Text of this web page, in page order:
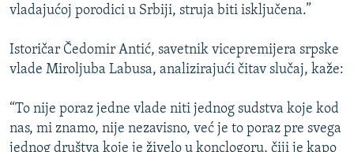
vladajućoj porodici u Srbiji, struja biti isključena.”
Istoričar Čedomir Antić, savetnik vicepremijera srpske
vlade Miroljuba Labusa, analizirajući čitav slučaj, kaže:
“To nije poraz jedne vlade niti jednog sudstva koje kod
nas, mi znamo, nije nezavisno, već je to poraz pre svega
jednog društva koje je živelo u konclogoru, čiji je kapo